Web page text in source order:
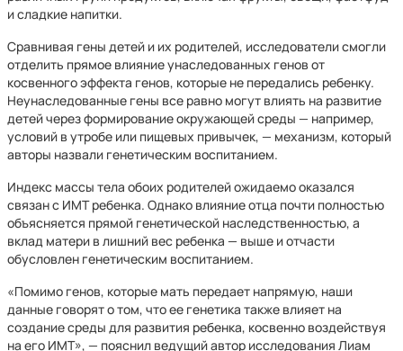
и сладкие напитки.
Сравнивая гены детей и их родителей, исследователи смогли
отделить прямое влияние унаследованных генов от
косвенного эффекта генов, которые не передались ребенку.
Неунаследованные гены все равно могут влиять на развитие
детей через формирование окружающей среды — например,
условий в утробе или пищевых привычек, — механизм, который
авторы назвали генетическим воспитанием.
Индекс массы тела обоих родителей ожидаемо оказался
связан с ИМТ ребенка. Однако влияние отца почти полностью
объясняется прямой генетической наследственностью, а
вклад матери в лишний вес ребенка — выше и отчасти
обусловлен генетическим воспитанием.
«Помимо генов, которые мать передает напрямую, наши
данные говорят о том, что ее генетика также влияет на
создание среды для развития ребенка, косвенно воздействуя
на его ИМТ», — пояснил ведущий автор исследования Лиам